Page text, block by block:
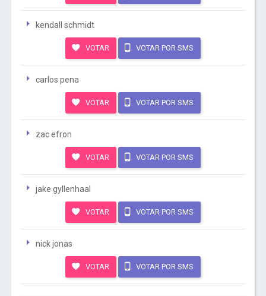
kendall schmidt
VOTAR VOTAR POR SMS
carlos pena
VOTAR VOTAR POR SMS
zac efron
VOTAR VOTAR POR SMS
jake gyllenhaal
VOTAR VOTAR POR SMS
nick jonas
VOTAR VOTAR POR SMS